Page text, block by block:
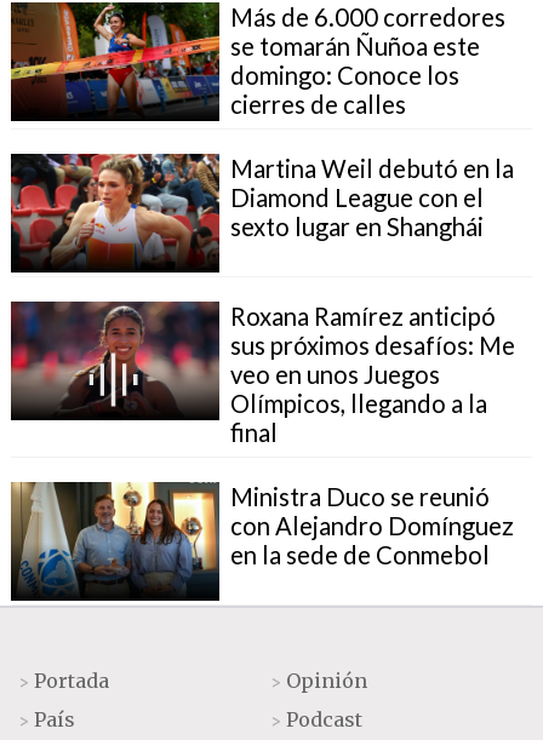
Más de 6.000 corredores
se tomarán Ñuñoa este
domingo: Conoce los
cierres de calles
Martina Weil debutó en la
Diamond League con el
sexto lugar en Shanghái
Roxana Ramírez anticipó
sus próximos desafíos: Me
veo en unos Juegos
Olímpicos, llegando a la
final
Ministra Duco se reunió
con Alejandro Domínguez
en la sede de Conmebol
> Portada
> País
> Opinión
> Podcast